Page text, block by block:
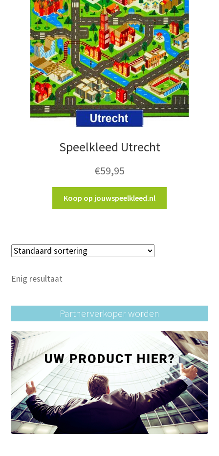
Speelkleed Utrecht
€59,95
Koop op jouwspeelkleed.nl
Enig resultaat
Partnerverkoper worden